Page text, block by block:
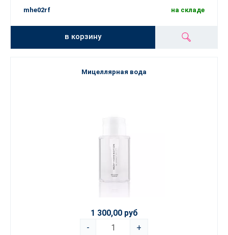
mhe02rf на складе
в корзину
Мицеллярная вода
1 300,00 руб
-
+